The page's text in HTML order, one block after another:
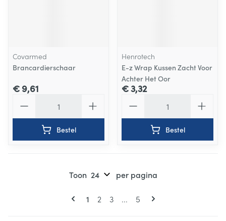
Covarmed
Brancardierschaar
€ 9,61
Bestel
Henrotech
E-z Wrap Kussen Zacht Voor
Achter Het Oor
€ 3,32
Bestel
Pagina's
U lees momenteel pagina
1 Pagina
2 Pagina
3 ... Pagina
5
Toon per pagina